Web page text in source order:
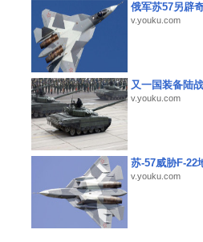
俄军苏57另辟
v.youku.com
又一国装备陆
v.youku.com
苏-57威胁F-22
v.youku.com